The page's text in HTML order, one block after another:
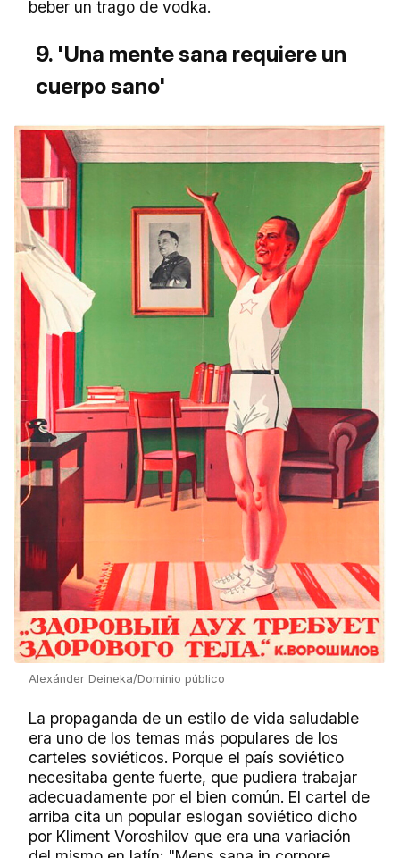
beber un trago de vodka.
9. 'Una mente sana requiere un
cuerpo sano'
Alexánder Deineka/Dominio público
La propaganda de un estilo de vida saludable
era uno de los temas más populares de los
carteles soviéticos. Porque el país soviético
necesitaba gente fuerte, que pudiera trabajar
adecuadamente por el bien común. El cartel de
arriba cita un popular eslogan soviético dicho
por Kliment Voroshilov que era una variación